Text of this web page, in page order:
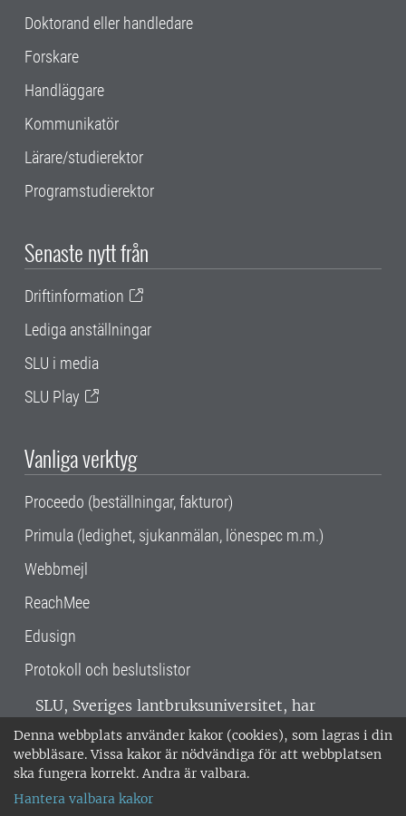
Denna webbplats använder kakor (cookies), som lagras i din
webbläsare. Vissa kakor är nödvändiga för att webbplatsen
ska fungera korrekt. Andra är valbara.
Hantera valbara kakor
Doktorand eller handledare
Forskare
Handläggare
Kommunikatör
Lärare/studierektor
Programstudierektor
Senaste nytt från
Driftinformation
Lediga anställningar
SLU i media
SLU Play
Vanliga verktyg
Proceedo (beställningar, fakturor)
Primula (ledighet, sjukanmälan, lönespec m.m.)
Webbmejl
ReachMee
Edusign
Protokoll och beslutslistor
SLU, Sveriges lantbruksuniversitet, har
verksamhet över hela Sverige. Huvudorter är
Alnarp, Uppsala och Umeå.SLU är
miljöcertifierat enligt ISO 14001. •
018-67 10 00 • Org nr: 202100-2817 •